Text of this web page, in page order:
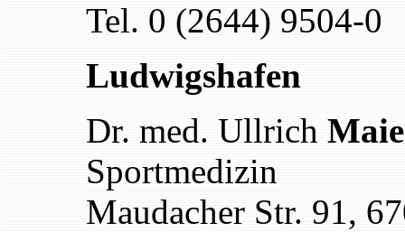
Tel. 0 (2644) 9504-0
Ludwigshafen
Dr. med. Ullrich
Sportmedizin
Maudacher Str. 91,